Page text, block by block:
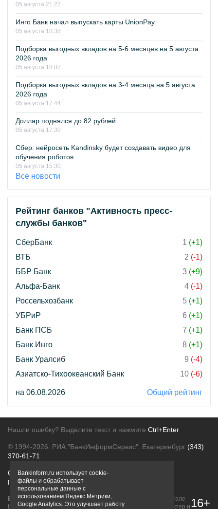
05 августа 21:22
Инго Банк начал выпускать карты UnionPay
05 августа 18:38
Подборка выгодных вкладов на 5-6 месяцев на 5 августа
2026 года
05 августа 18:07
Подборка выгодных вкладов на 3-4 месяца на 5 августа
2026 года
05 августа 17:44
Доллар поднялся до 82 рублей
05 августа 17:30
Сбер: нейросеть Kandinsky будет создавать видео для
обучения роботов
05 августа 15:30
Все новости
Рейтинг банков "Активность пресс-
службы банков"
СберБанк 1 (+1)
ВТБ
2 (-1)
ББР Банк
3 (+9)
Альфа-Банк
4 (-1)
Россельхозбанк
5 (+1)
УБРиР
6 (+1)
Банк ПСБ
7 (+1)
Банк Инго
8 (+1)
Банк Уралсиб
9 (-4)
Азиатско-Тихоокеанский Банк
10 (-6)
на 06.08.2026 Общий рейтинг
Нашли ошибку? Выделите текст и нажмите Ctrl+Enter
© 1994-2026. РИА "БанкИнформСервис". Екатеринбург (343)
370-61-71
О проектеПолитика конфиденциальности
Правовая информацияДля рекламодателей
Вся информация о продуктах банков, размещенная на портале
bankinform.ru, носит исключительно ознакомительный характер и 16+
Bankinform.ru использует cookie-
файлы и обрабатывает
персональные данные с
использованием Яндекс Метрики,
Google Analytics. Это улучшает работу